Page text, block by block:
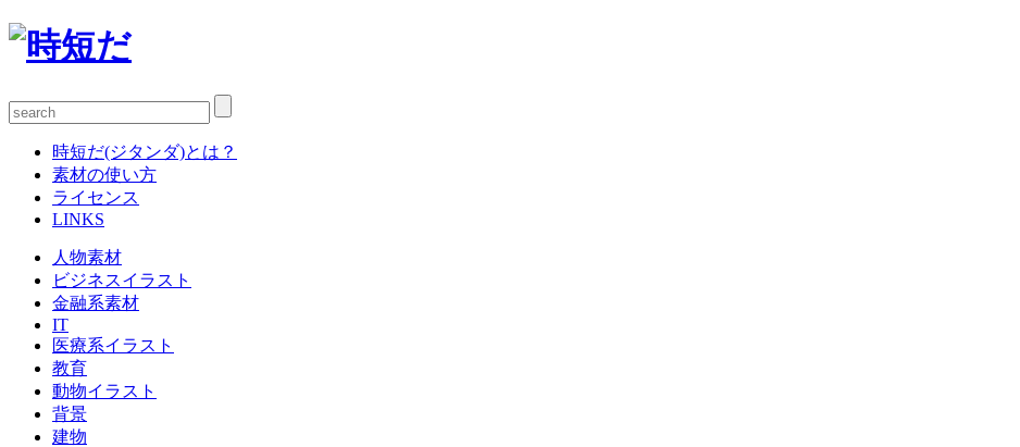
時短だ(ジタンダ)とは？
素材の使い方
ライセンス
LINKS
人物素材
ビジネスイラスト
金融系素材
IT
医療系イラスト
教育
動物イラスト
背景
建物